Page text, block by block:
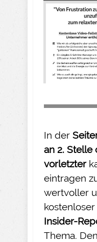
In der
an 2. Stelle
vorletzter
eintragen
wertvoller
Insider-
Thema.